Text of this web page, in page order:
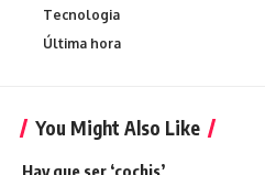
Tecnologia
Última hora
You Might Also Like
Hay que ser ‘cochis’